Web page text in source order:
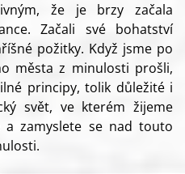
že je brzy začala
Začali své bohatství
požitky. Když jsme po
města z minulosti prošli,
principy, tolik důležité i
svět, ve kterém žijeme
a zamyslete se nad touto